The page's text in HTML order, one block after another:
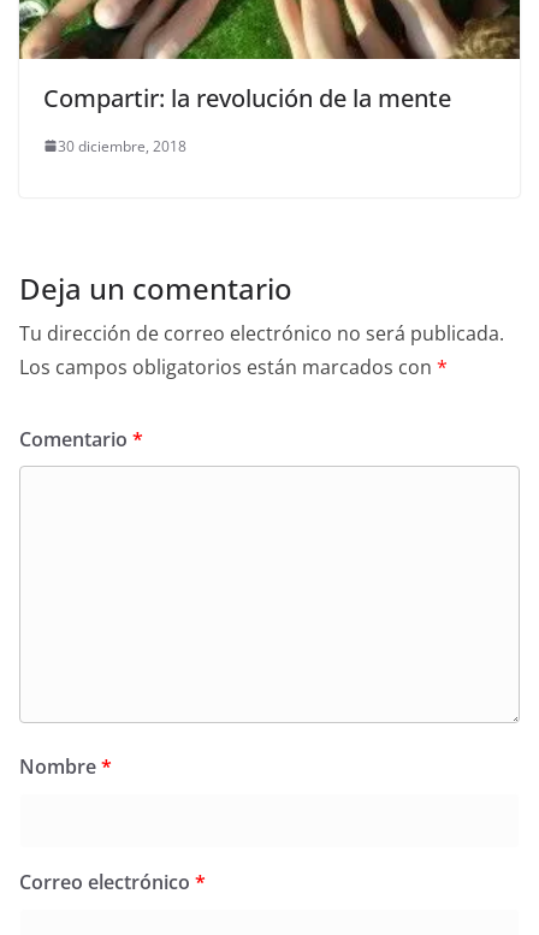
Compartir: la revolución de la mente
30 diciembre, 2018
Deja un comentario
Tu dirección de correo electrónico no será publicada.
Los campos obligatorios están marcados con *
Comentario *
Nombre*
Correo electrónico *